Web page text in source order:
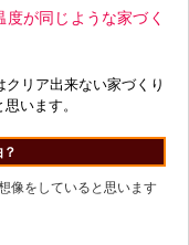
が同じような家づく
リア出来ない家づくり
います。
像をしていると思います